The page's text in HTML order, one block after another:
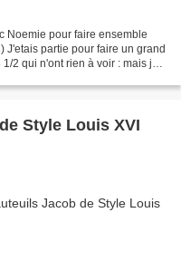
Noemie pour faire ensemble
J'etais partie pour faire un grand
2 qui n'ont rien à voir : mais je
de Style Louis XVI